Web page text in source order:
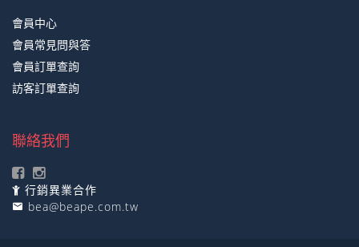
會員中心
會員常見問與答
會員訂單查詢
訪客訂單查詢
聯絡我們
行銷異業合作
bea@beape.com.tw